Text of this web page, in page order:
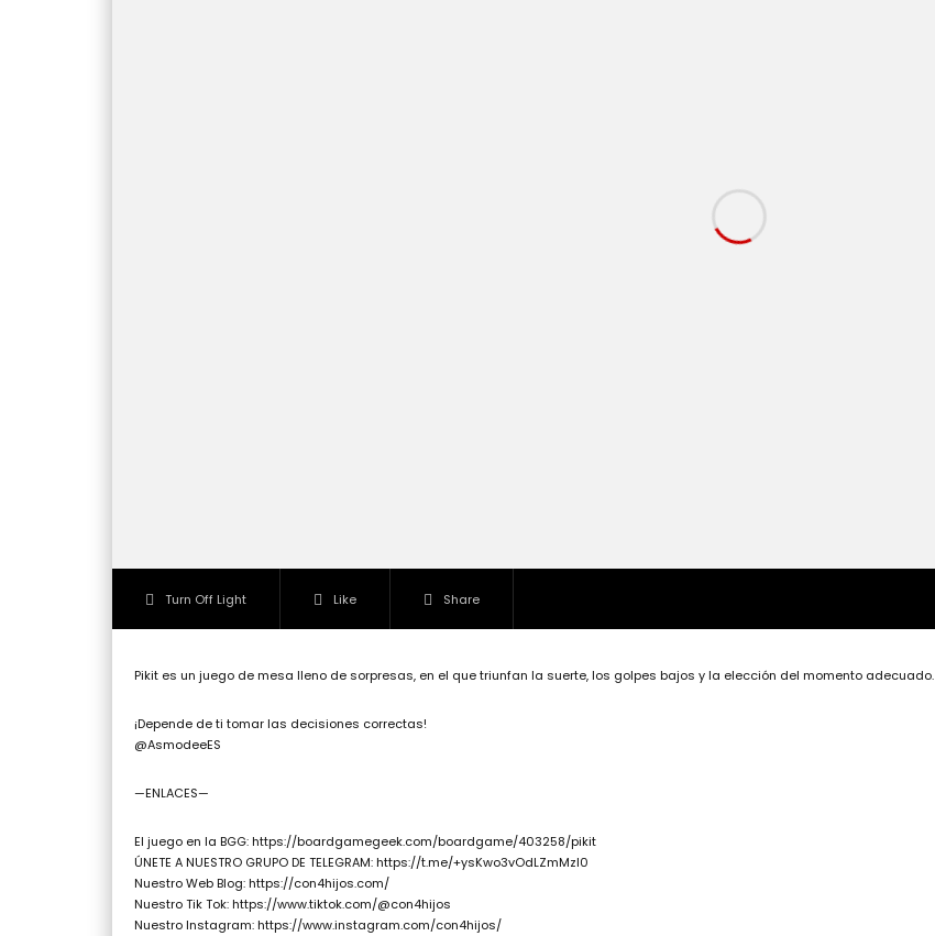
Turn Off Light Like Share
Pikit es un juego de mesa lleno de sorpresas, en el que triunfan la suerte, los golpes bajos y la elección del momento adecuado.
¡Depende de ti tomar las decisiones correctas!
@AsmodeeES
—ENLACES—
El juego en la BGG: https://boardgamegeek.com/boardgame/403258/pikit
ÚNETE A NUESTRO GRUPO DE TELEGRAM: https://t.me/+ysKwo3vOdLZmMzI0
Nuestro Web Blog: https://con4hijos.com/
Nuestro Tik Tok: https://www.tiktok.com/@con4hijos
Nuestro Instagram: https://www.instagram.com/con4hijos/